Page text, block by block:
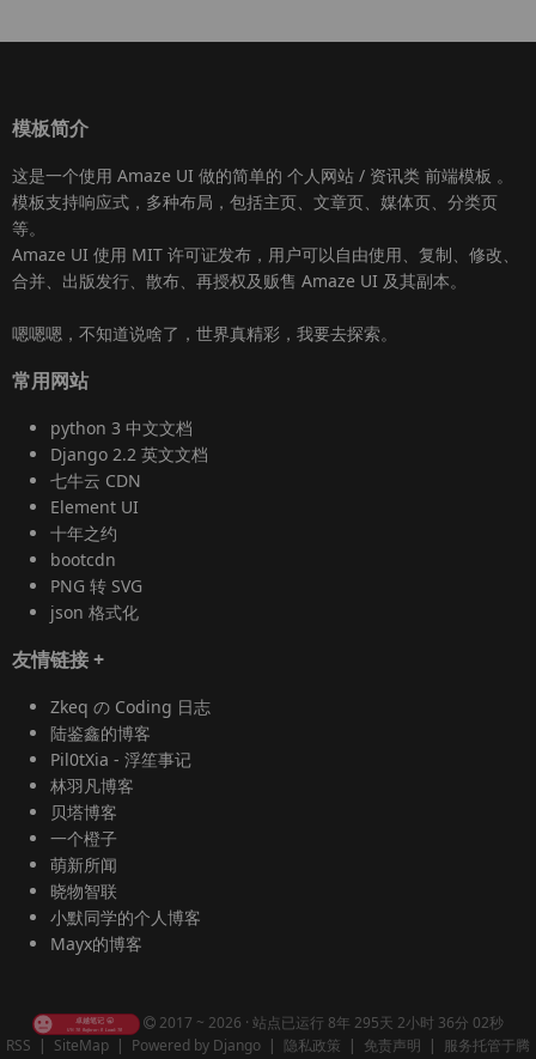
模板简介
这是一个使用 Amaze UI 做的简单的 个人网站 / 资讯类 前端模板 。
模板支持响应式，多种布局，包括主页、文章页、媒体页、分类页
等。
Amaze UI 使用 MIT 许可证发布，用户可以自由使用、复制、修改、
合并、出版发行、散布、再授权及贩售 Amaze UI 及其副本。
嗯嗯嗯，不知道说啥了，世界真精彩，我要去探索。
常用网站
python 3 中文文档
Django 2.2 英文文档
七牛云 CDN
Element UI
十年之约
bootcdn
PNG 转 SVG
json 格式化
友情链接+
Zkeq の Coding 日志
陆鉴鑫的博客
Pil0tXia - 浮笙事记
林羽凡博客
贝塔博客
一个橙子
萌新所闻
晓物智联
小默同学的个人博客
Mayx的博客
2017 ~ 2026 · 站点已运行 8年 295天 2小时 36分 02秒
RSS | SiteMap | Powered by Django | 隐私政策 | 免责声明 | 服务托管于腾